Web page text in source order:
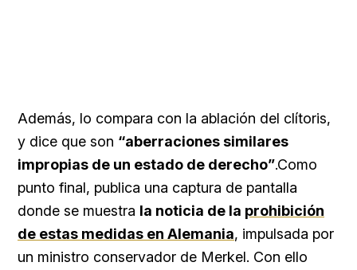
Además, lo compara con la ablación del clítoris,
y dice que son “aberraciones similares
impropias de un estado de derecho”.Como
punto final, publica una captura de pantalla
donde se muestra la noticia de la prohibición
de estas medidas en Alemania, impulsada por
un ministro conservador de Merkel. Con ello